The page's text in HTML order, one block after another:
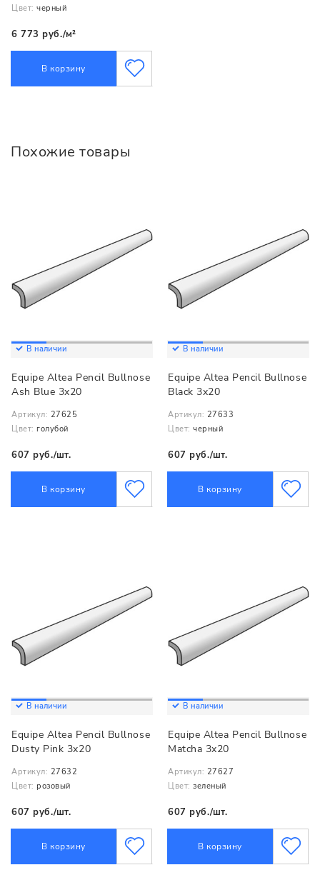
Цвет: черный
6 773 руб./м²
В корзину
Похожие товары
В наличии
Equipe Altea Pencil Bullnose
Ash Blue 3x20
Артикул: 27625
Цвет: голубой
607 руб./шт.
В корзину
В наличии
Equipe Altea Pencil Bullnose
Black 3x20
Артикул: 27633
Цвет: черный
607 руб./шт.
В корзину
В наличии
Equipe Altea Pencil Bullnose
Dusty Pink 3x20
Артикул: 27632
Цвет: розовый
607 руб./шт.
В корзину
В наличии
Equipe Altea Pencil Bullnose
Matcha 3x20
Артикул: 27627
Цвет: зеленый
607 руб./шт.
В корзину